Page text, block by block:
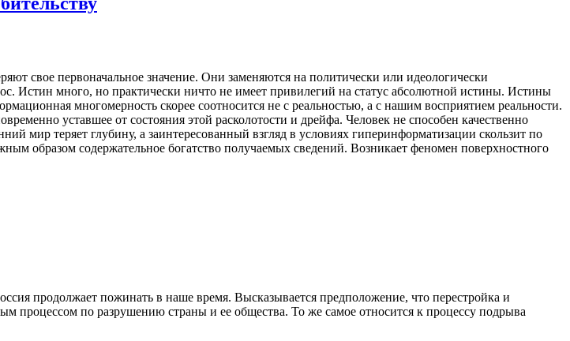
свое первоначальное значение. Они заменяются на политически или идеологически
Истин много, но практически ничто не имеет привилегий на статус абсолютной истины. Истины
многомерность скорее соотносится не с реальностью, а с нашим восприятием реальности.
уставшее от состояния этой расколотости и дрейфа. Человек не способен качественно
мир теряет глубину, а заинтересованный взгляд в условиях гиперинформатизации скользит по
образом содержательное богатство получаемых сведений. Возникает феномен поверхностного
продолжает пожинать в наше время. Высказывается предположение, что перестройка и
по разрушению страны и ее общества. То же самое относится к процессу подрыва